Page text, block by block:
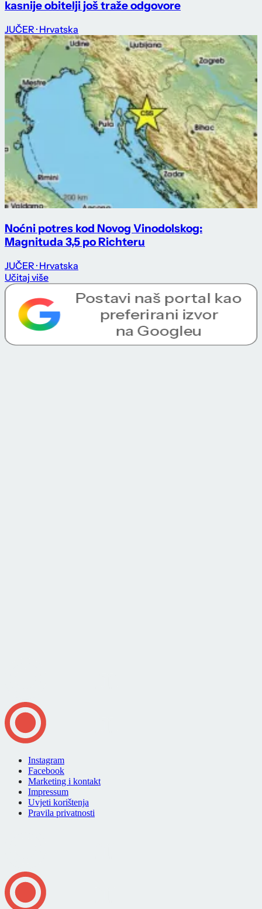
kasnije obitelji još traže odgovore
JUČER · Hrvatska
Noćni potres kod Novog Vinodolskog:
Magnituda 3,5 po Richteru
JUČER · Hrvatska
Učitaj više
Instagram
Facebook
Marketing i kontakt
Impressum
Uvjeti korištenja
Pravila privatnosti